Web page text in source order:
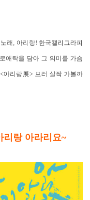
래, 아리랑! 한국캘리그라피
애락을 담아 그 의미를 가슴
아리랑展> 보러 살짝 가볼까
리랑 아라리요~